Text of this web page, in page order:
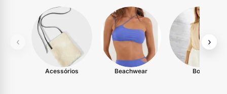
‹
Acessórios Beachwear Body
›